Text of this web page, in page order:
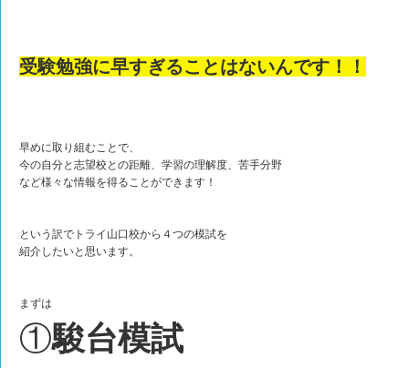
受験勉強に早すぎることはないんです！！
早めに取り組むことで、
今の自分と志望校との距離、学習の理解度、苦手分野
など様々な情報を得ることができます！
という訳でトライ山口校から４つの模試を
紹介したいと思います。
まずは
①駿台模試